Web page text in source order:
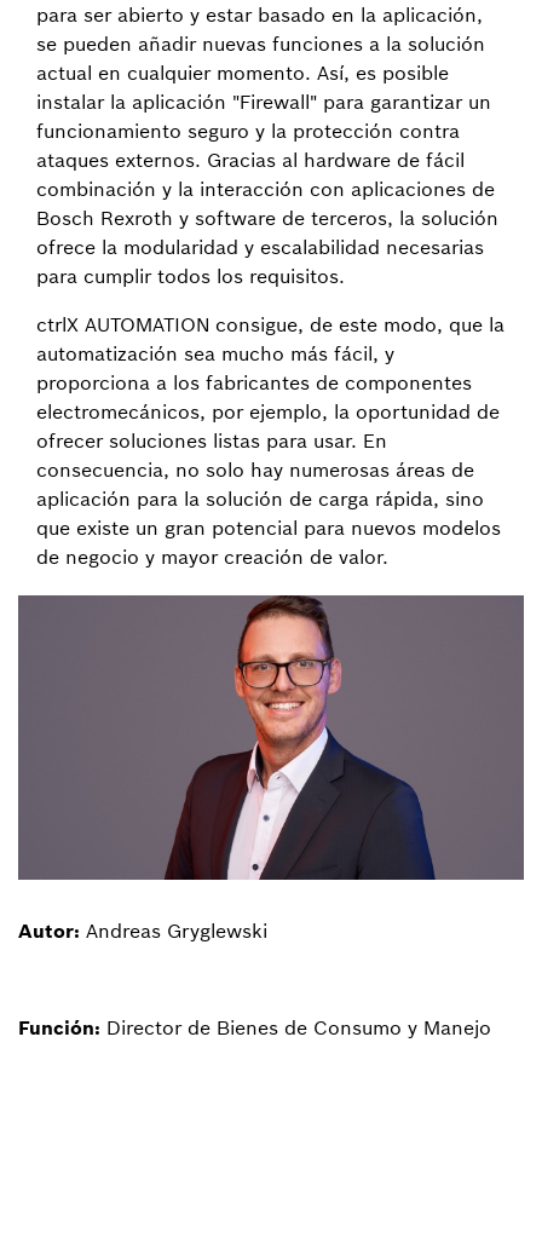
para ser abierto y estar basado en la aplicación,
se pueden añadir nuevas funciones a la solución
actual en cualquier momento. Así, es posible
instalar la aplicación "Firewall" para garantizar un
funcionamiento seguro y la protección contra
ataques externos. Gracias al hardware de fácil
combinación y la interacción con aplicaciones de
Bosch Rexroth y software de terceros, la solución
ofrece la modularidad y escalabilidad necesarias
para cumplir todos los requisitos.
ctrlX AUTOMATION consigue, de este modo, que la
automatización sea mucho más fácil, y
proporciona a los fabricantes de componentes
electromecánicos, por ejemplo, la oportunidad de
ofrecer soluciones listas para usar. En
consecuencia, no solo hay numerosas áreas de
aplicación para la solución de carga rápida, sino
que existe un gran potencial para nuevos modelos
de negocio y mayor creación de valor.
Autor: Andreas Gryglewski
Función: Director de Bienes de Consumo y Manejo